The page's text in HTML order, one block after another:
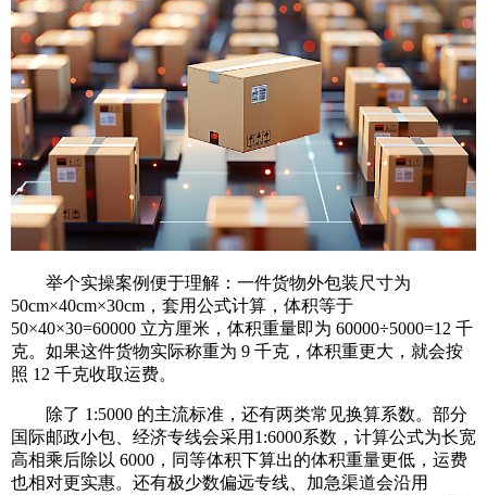
举个实操案例便于理解：一件货物外包装尺寸为
50cm×40cm×30cm，套用公式计算，体积等于
50×40×30=60000 立方厘米，体积重量即为 60000÷5000=12 千
克。如果这件货物实际称重为 9 千克，体积重更大，就会按
照 12 千克收取运费。
除了 1:5000 的主流标准，还有两类常见换算系数。部分
国际邮政小包、经济专线会采用1:6000系数，计算公式为长宽
高相乘后除以 6000，同等体积下算出的体积重量更低，运费
也相对更实惠。还有极少数偏远专线、加急渠道会沿用